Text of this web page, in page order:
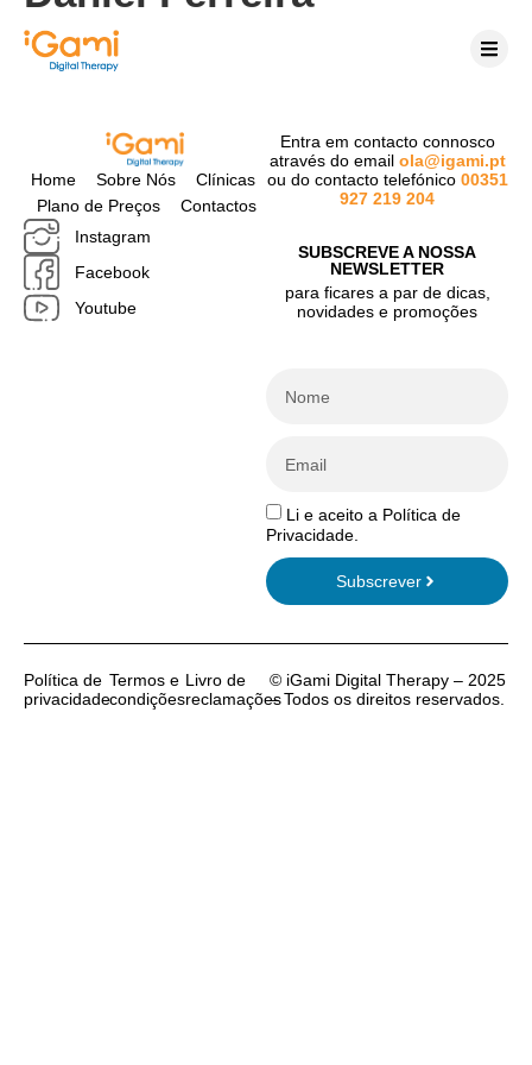
Home Sobre Nós
Clínicas
Plano de Preços
Contactos
Instagram
Facebook
Youtube
Entra em contacto connosco
através do email ola@igami.pt
ou do contacto telefónico 00351
927 219 204
SUBSCREVE A NOSSA
NEWSLETTER
para ficares a par de dicas,
novidades e promoções
Li e aceito a Política de
Privacidade.
Subscrever
Política de
privacidade
Termos e
condições
Livro de
reclamações
© iGami Digital Therapy – 2025
– Todos os direitos reservados.